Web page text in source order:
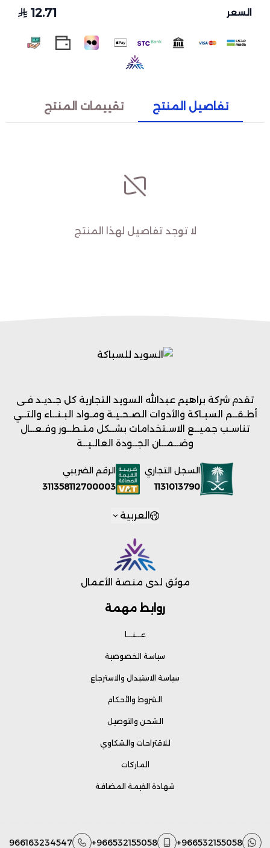
السعر 12.71
تفاصيل المنتج تقييمات المنتج
لا توجد تفاصيل لهذا المنتج
روابط مهمة
عـــنـــا
سياسة الخصوصية
سياسة الاستبدال والاسترجاع
الشروط والأحكام
الشحن والتوصيل
للاقتراحات والشكاوي
الماركات
شهادة القيمة المضافة
تقدم شركة براهيم عبدالله السويد التجارية كل جـديـد فـى
أطـقــم السبـاكة والأدوات الصـحـيـة ومـواد البـنــاء والتــي
تناسـب جميــع الاسـتخدامات بشــكل متـطــور وفـعــال
وضــمــان الجــودة العالـيــة
السجل التجاري
1131013790
الرقم الضريبي
311358112700003
العربية
موثق لدى منصة الأعمال
+966532155058
+966532155058
966163234547